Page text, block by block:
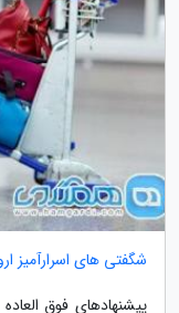
شگفتی های اسرارآمیز
پیشنهادهای فوق